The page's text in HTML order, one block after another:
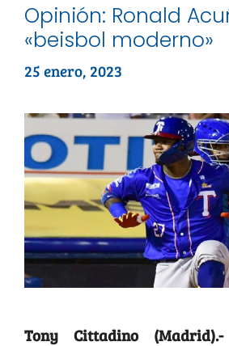
Opinión: Ronald
«beisbol moderno»
25 enero, 2023
Tony Cittadino (Madrid).-